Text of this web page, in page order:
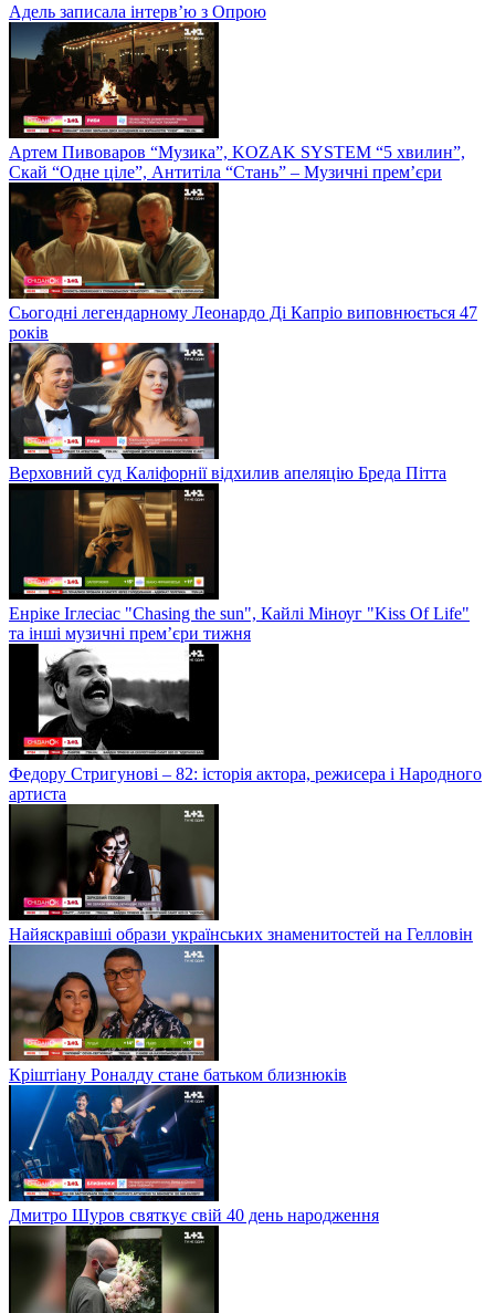
Адель записала інтерв’ю з Опрою
Артем Пивоваров “Музика”, KOZAK SYSTEM “5 хвилин”,
Скай “Одне ціле”, Антитіла “Стань” – Музичні прем’єри
Сьогодні легендарному Леонардо Ді Капріо виповнюється 47
років
Верховний суд Каліфорнії відхилив апеляцію Бреда Пітта
Енріке Іглесіас "Chasing the sun", Кайлі Міноуг "Kiss Of Life"
та інші музичні прем’єри тижня
Федору Стригунові – 82: історія актора, режисера і Народного
артиста
Найяскравіші образи українських знаменитостей на Гелловін
Кріштіану Роналду стане батьком близнюків
Дмитро Шуров святкує свій 40 день народження